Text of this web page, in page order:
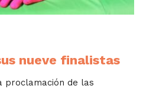
nueve finalistas
proclamación de las